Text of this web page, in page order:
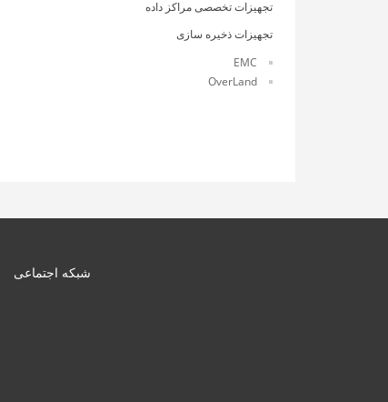
تجهیزات تخصصی مراکز داده
تجهیزات ذخیره سازی
EMC
OverLand
شبکه اجتماعی